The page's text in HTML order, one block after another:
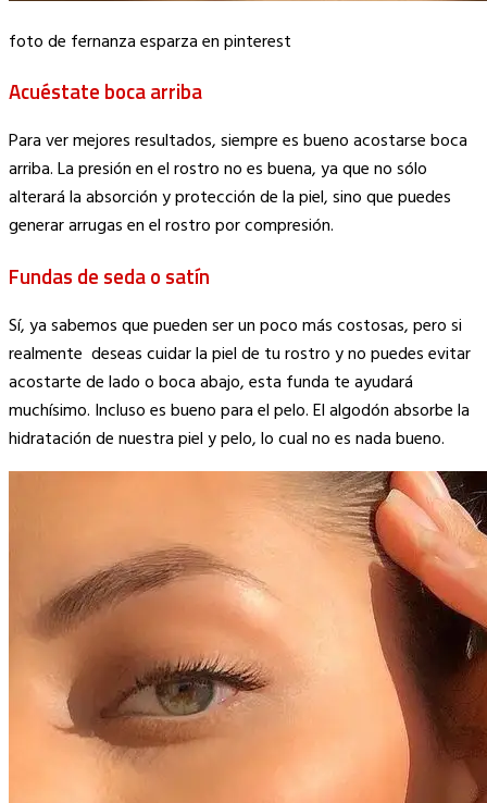
foto de fernanza esparza en pinterest
Acuéstate boca arriba
Para ver mejores resultados, siempre es bueno acostarse boca
arriba. La presión en el rostro no es buena, ya que no sólo
alterará la absorción y protección de la piel, sino que puedes
generar arrugas en el rostro por compresión.
Fundas de seda o satín
Sí, ya sabemos que pueden ser un poco más costosas, pero si
realmente deseas cuidar la piel de tu rostro y no puedes evitar
acostarte de lado o boca abajo, esta funda te ayudará
muchísimo. Incluso es bueno para el pelo. El algodón absorbe la
hidratación de nuestra piel y pelo, lo cual no es nada bueno.